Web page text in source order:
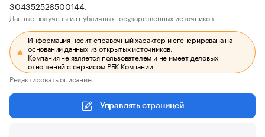
304352526500144.
Данные получены из публичных государственных источников.
Информация носит справочный характер и сгенерирована на
основании данных из открытых источников.
Компания не является пользователем и не имеет деловых
отношений с сервисом РБК Компании.
Редактировать описание
Управлять страницей